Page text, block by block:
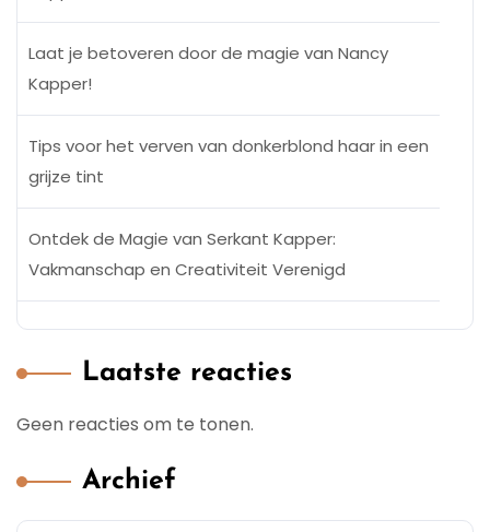
Laat je betoveren door de magie van Nancy
Kapper!
Tips voor het verven van donkerblond haar in een
grijze tint
Ontdek de Magie van Serkant Kapper:
Vakmanschap en Creativiteit Verenigd
Laatste reacties
Geen reacties om te tonen.
Archief